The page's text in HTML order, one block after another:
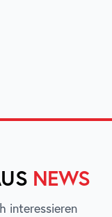
NEWS
interessieren